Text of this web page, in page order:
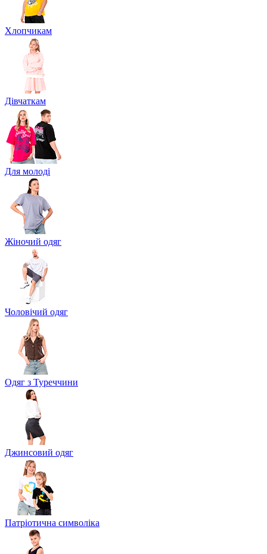
Хлопчикам
Дівчаткам
Для молоді
Жіночий одяг
Чоловічий одяг
Одяг з Туреччини
Джинсовий одяг
Патріотична символіка